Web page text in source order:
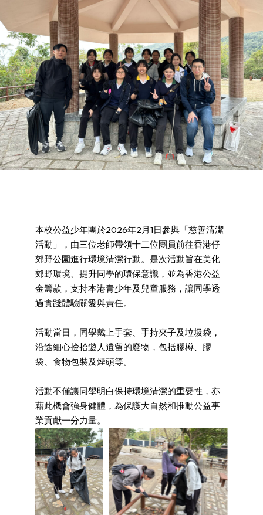
本校公益少年團於2026年2月1日參與「慈善清潔
活動」，由三位老師帶領十二位團員前往香港仔
郊野公園進行環境清潔行動。是次活動旨在美化
郊野環境、提升同學的環保意識，並為香港公益
金籌款，支持本港青少年及兒童服務，讓同學透
過實踐體驗關愛與責任。
活動當日，同學戴上手套、手持夾子及垃圾袋，
沿途細心撿拾遊人遺留的廢物，包括膠樽、膠
袋、食物包裝及煙頭等。
活動不僅讓同學明白保持環境清潔的重要性，亦
藉此機會強身健體，為保護大自然和推動公益事
業貢獻一分力量。